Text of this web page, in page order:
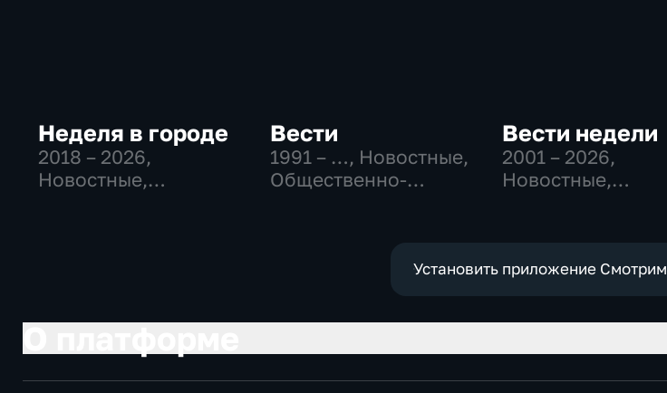
Неделя в городе
2018 – 2026,
Новостные,
Вести
1991 – …, Новостные,
Общественно-
Вести недели
2001 – 2026,
Новостные,
Установить приложение Смотрим